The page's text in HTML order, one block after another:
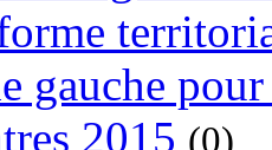
gauche
2015 (0)